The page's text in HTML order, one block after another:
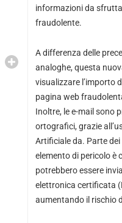
informazioni da
fraudolente.
A differenza delle
analoghe, questa
visualizzare l’importo
pagina web
Inoltre, le e-mail sono
ortografici, grazie
Artificiale da. Parte
elemento di pericolo è
potrebbero essere
elettronica certificata
aumentando il rischio